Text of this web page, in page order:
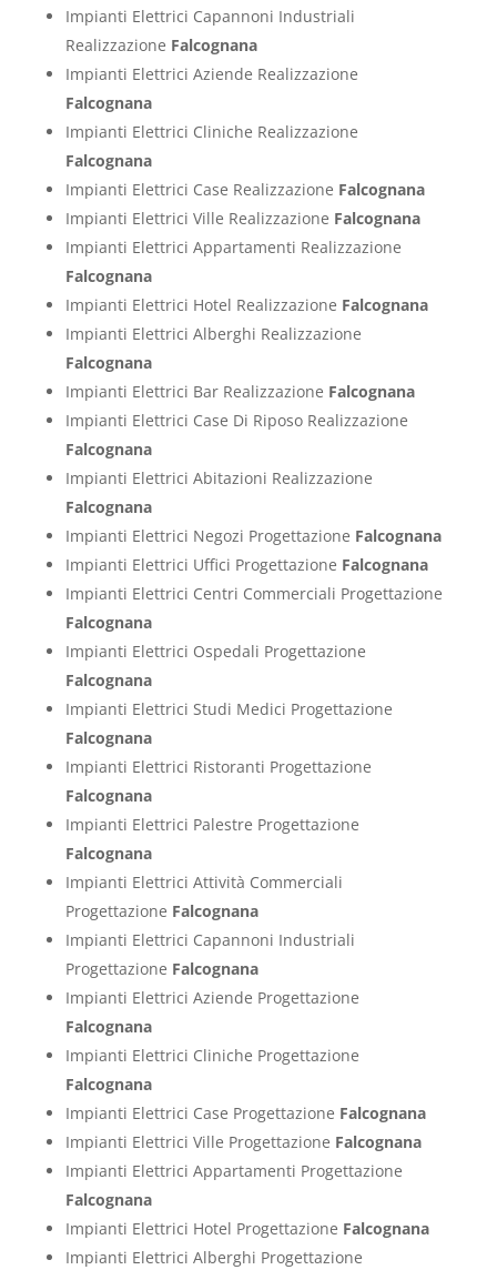
Impianti Elettrici Capannoni Industriali
Realizzazione Falcognana
Impianti Elettrici Aziende Realizzazione
Falcognana
Impianti Elettrici Cliniche Realizzazione
Falcognana
Impianti Elettrici Case Realizzazione Falcognana
Impianti Elettrici Ville Realizzazione Falcognana
Impianti Elettrici Appartamenti Realizzazione
Falcognana
Impianti Elettrici Hotel Realizzazione Falcognana
Impianti Elettrici Alberghi Realizzazione
Falcognana
Impianti Elettrici Bar Realizzazione Falcognana
Impianti Elettrici Case Di Riposo Realizzazione
Falcognana
Impianti Elettrici Abitazioni Realizzazione
Falcognana
Impianti Elettrici Negozi Progettazione Falcognana
Impianti Elettrici Uffici Progettazione Falcognana
Impianti Elettrici Centri Commerciali Progettazione
Falcognana
Impianti Elettrici Ospedali Progettazione
Falcognana
Impianti Elettrici Studi Medici Progettazione
Falcognana
Impianti Elettrici Ristoranti Progettazione
Falcognana
Impianti Elettrici Palestre Progettazione
Falcognana
Impianti Elettrici Attività Commerciali
Progettazione Falcognana
Impianti Elettrici Capannoni Industriali
Progettazione Falcognana
Impianti Elettrici Aziende Progettazione
Falcognana
Impianti Elettrici Cliniche Progettazione
Falcognana
Impianti Elettrici Case Progettazione Falcognana
Impianti Elettrici Ville Progettazione Falcognana
Impianti Elettrici Appartamenti Progettazione
Falcognana
Impianti Elettrici Hotel Progettazione Falcognana
Impianti Elettrici Alberghi Progettazione